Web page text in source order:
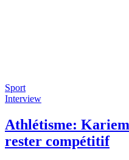
Sport
Interview
Athlétisme:
rester compétitif